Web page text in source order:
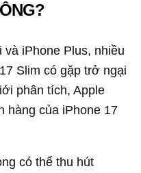
và iPhone Plus, nhiều
Slim có gặp trở ngại
phân tích, Apple
hàng của iPhone 17
có thể thu hút